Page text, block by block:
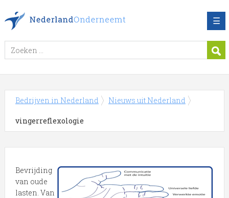
☰
Bedrijven in Nederland Nieuws uit Nederland
vingerreflexologie
Bevrijding
van oude
lasten. Van